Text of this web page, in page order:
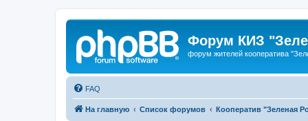
Форум КИЗ
форум жителей кооператива
FAQ
На главную Список форумов Кооператив "Зеленая